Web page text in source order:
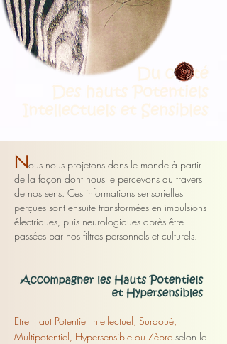
Nous nous projetons dans le monde à partir
de la façon dont nous le percevons au travers
de nos sens. Ces informations sensorielles
perçues sont ensuite transformées en impulsions
électriques, puis neurologiques après être
passées par nos filtres personnels et culturels.
Etre Haut Potentiel Intellectuel, Surdoué,
Multipotentiel, Hypersensible ou Zèbre selon le